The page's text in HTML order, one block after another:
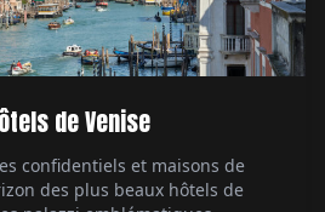
de Venise
confidentiels et maisons de
des plus beaux hôtels de